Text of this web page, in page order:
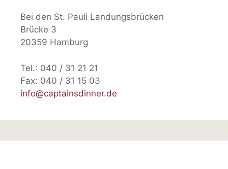
Bei den St. Pauli Landungsbrücken
Brücke 3
20359 Hamburg
Tel.: 040 / 31 21 21
Fax: 040 / 31 15 03
info@captainsdinner.de